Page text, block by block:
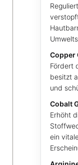
Copper
Fördert
besitzt
und
Cobalt
Erhöht
ein